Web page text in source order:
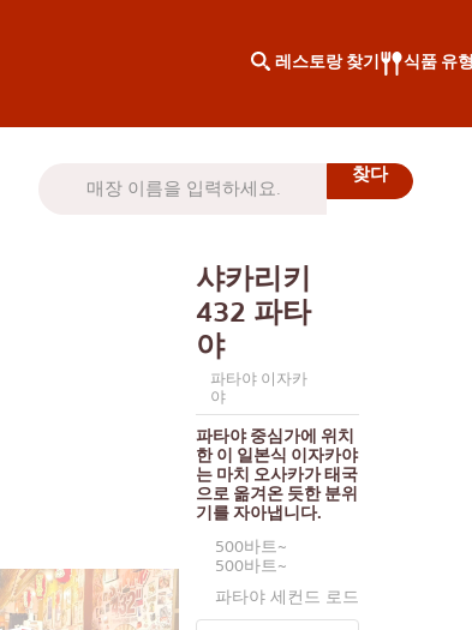
레스토랑 찾기 식품 유형
것
지식 칼럼
KOL이 추천하는 기사샤카리키
432 파타
야
파타야 이자카
야
파타야 중심가에 위치
한 이 일본식 이자카야
는 마치 오사카가 태국
으로 옮겨온 듯한 분위
기를 자아냅니다.
500바트~
500바트~
파타야 세컨드 로드